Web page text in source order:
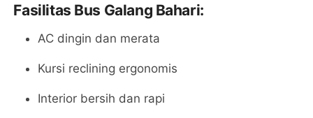
Fasilitas Bus Galang Bahari:
AC dingin dan merata
Kursi reclining ergonomis
Interior bersih dan rapi